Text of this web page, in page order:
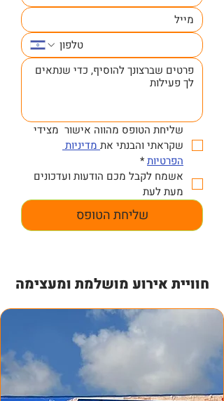
שקראתי והבנתי את
הפרטיות*
מעת לעת
שליחת הטופס
חוויית אירוע מושלמת ומעצימה